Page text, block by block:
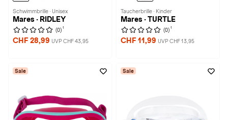
Schwimmbrille · Unisex
Mares · RIDLEY
(0) 1
CHF 28,99 UVP CHF 43,95
Taucherbrille · Kinder
Mares · TURTLE
(0) 1
CHF 11,99 UVP CHF 13,95
Sale Sale